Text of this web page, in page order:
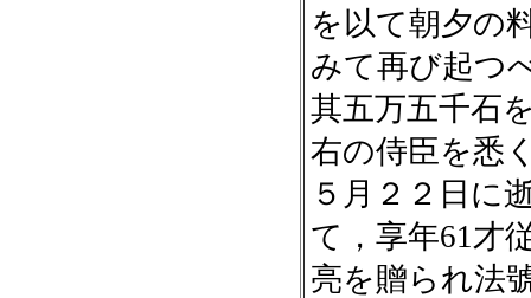
を以て朝夕の
みて再び起つ
其五万五千石
右の侍臣を悉
５月２２日に
て，享年61才
亮を贈られ法